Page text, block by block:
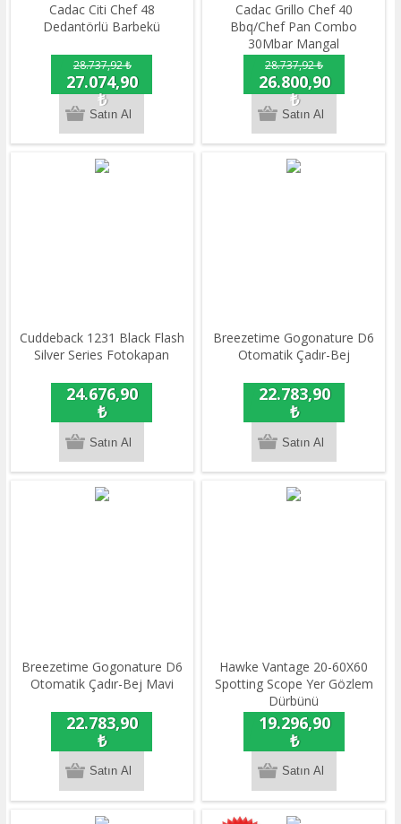
Cadac Citi Chef 48
Dedantörlü Barbekü
28.737,92 ₺
27.074,90
₺
Cadac Grillo Chef 40
Bbq/Chef Pan Combo
30Mbar Mangal
28.737,92 ₺
26.800,90
₺
Cuddeback 1231 Black Flash
Silver Series Fotokapan
24.676,90
₺
Breezetime Gogonature D6
Otomatik Çadır-Bej
22.783,90
₺
Breezetime Gogonature D6
Otomatik Çadır-Bej Mavi
22.783,90
₺
Hawke Vantage 20-60X60
Spotting Scope Yer Gözlem
Dürbünü
19.296,90
₺